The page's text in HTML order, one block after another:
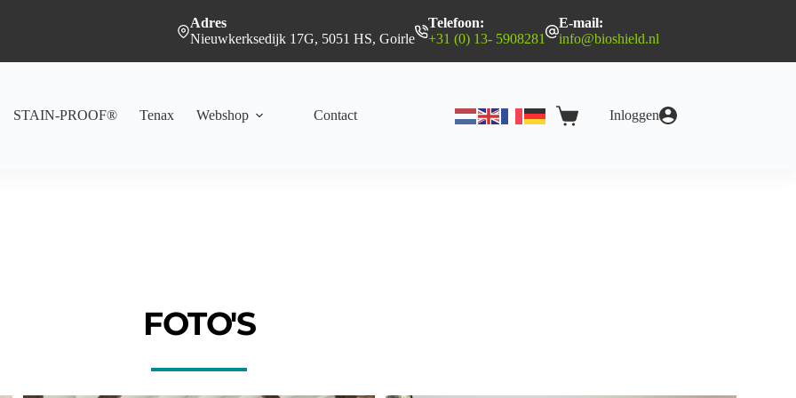
Adres
Nieuwkerksedijk 17G, 5051 HS, Goirle
Telefoon:
+31 (0) 13- 5908281
E-mail:
info@bioshield.nl
STAIN-PROOF® Tenax Webshop Contact WinkelwagenInloggen
FOTO'S